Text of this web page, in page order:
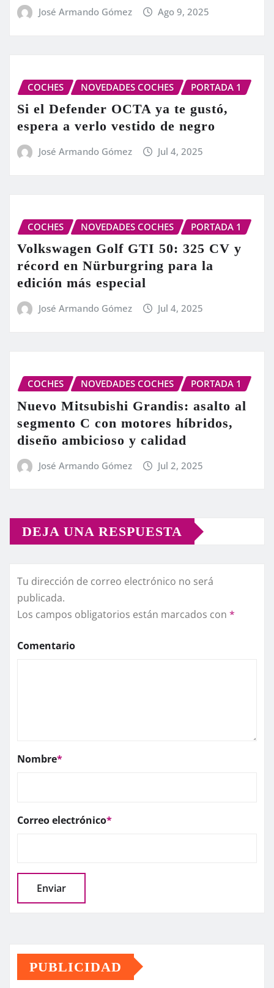
José Armando Gómez Ago 9, 2025
COCHES NOVEDADES COCHES PORTADA 1
Si el Defender OCTA ya te gustó,
espera a verlo vestido de negro
José Armando Gómez Jul 4, 2025
COCHES NOVEDADES COCHES PORTADA 1
Volkswagen Golf GTI 50: 325 CV y
récord en Nürburgring para la
edición más especial
José Armando Gómez Jul 4, 2025
COCHES NOVEDADES COCHES PORTADA 1
Nuevo Mitsubishi Grandis: asalto al
segmento C con motores híbridos,
diseño ambicioso y calidad
José Armando Gómez Jul 2, 2025
DEJA UNA RESPUESTA
Tu dirección de correo electrónico no será
publicada.
Los campos obligatorios están marcados con *
Comentario
Nombre*
Correo electrónico*
PUBLICIDAD